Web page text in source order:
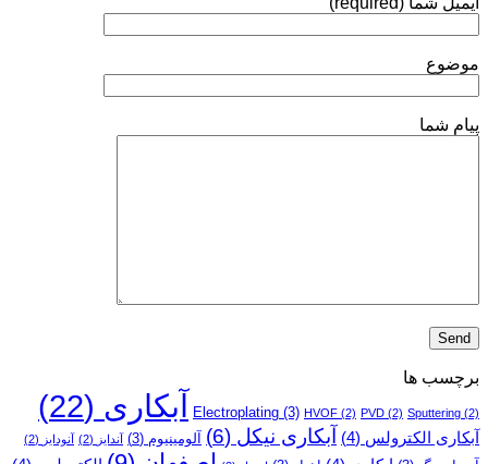
نیکل
موضوع
پیام شما
برچسب ها
Electroplating (3) HVOF (2) PVD (2) Sputtering (2) آبکاری (22)
آبکاری الکترولس (4) آبکاری نیکل (6) آلومینیوم (3) آندایز (2) آنودایز (2)